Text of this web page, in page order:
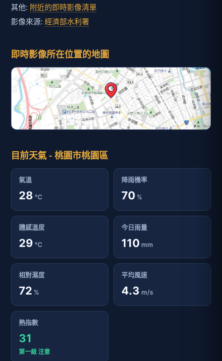
其他: 附近的即時影像清單
影像來源: 經濟部水利署
即時影像所在位置的地圖
目前天氣 - 桃園市桃園區
氣溫
28 ℃
降雨機率
70 %
體感溫度
29 ℃
今日雨量
110 mm
相對濕度
72 %
平均風速
4.3 m/s
熱指數
31
第一級 注意